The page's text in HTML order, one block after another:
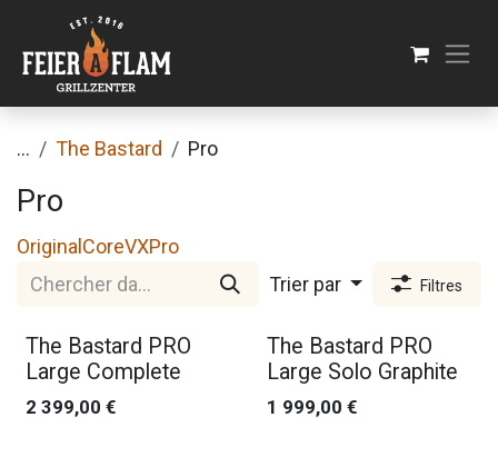
Se rendre au contenu
... The Bastard Pro
Pro
Original CoreVXPro
Trier par
Filtres
Nouveau !
The Bastard PRO
Large Complete
2 399,00 €
Nouveau !
The Bastard PRO
Large Solo Graphite
1 999,00 €